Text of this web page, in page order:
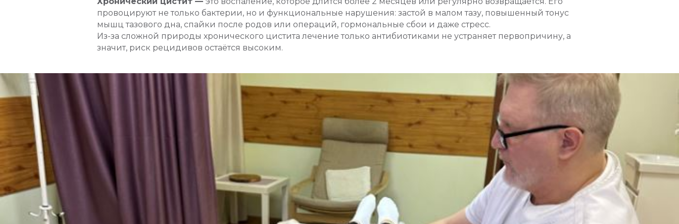
провоцируют не только бактерии, но и функциональные нарушения: застой в малом тазу, повышенный тонус
мышц тазового дна, спайки после родов или операций, гормональные сбои и даже стресс.
Из-за сложной природы хронического цистита лечение только антибиотиками не устраняет первопричину, а
значит, риск рецидивов остаётся высоким.